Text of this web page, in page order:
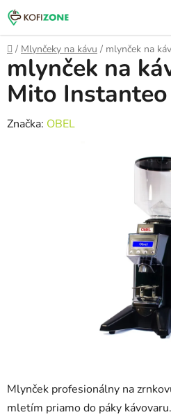
Prejsť
na
obsah
Domov
/ Mlynčeky na kávu / mlynček na
Mlynček profesionálny na
mletím priamo do páky kávovaru.
mlynček na
Mito Instanteo
Značka: OBEL